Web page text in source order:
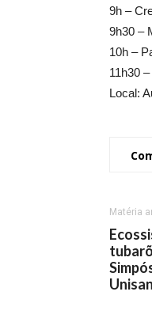
9h –
9h30 –
10h –
11h30
Local:
Matéria